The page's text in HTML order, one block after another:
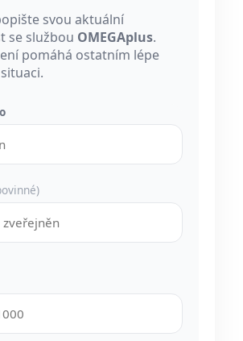
svou aktuální
se službou OMEGAplus.
pomáhá ostatním lépe